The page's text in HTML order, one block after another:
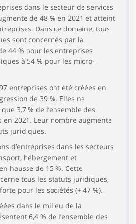
dans le secteur de services
de 48 % en 2021 et atteint
Dans ce domaine, tous
sont concernés par la
44 % pour les entreprises
à 54 % pour les micro-
entreprises ont été créées en
de 39 %. Elles ne
3,7 % de l’ensemble des
en 2021. Leur nombre augmente
juridiques.
d’entreprises dans les secteurs
hébergement et
hausse de 15 %. Cette
tous les statuts juridiques,
pour les sociétés (+ 47 %).
dans le milieu de la
6,4 % de l’ensemble des